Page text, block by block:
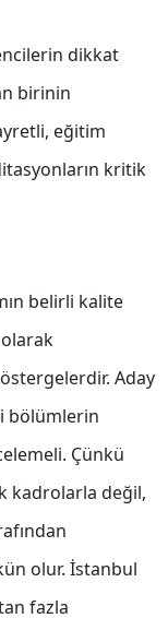
dikkat
birinin
eğitim
kritik
belirli kalite
olarak
Aday
bölümlerin
Çünkü
kadrolarla değil,
olur. İstanbul
fazla